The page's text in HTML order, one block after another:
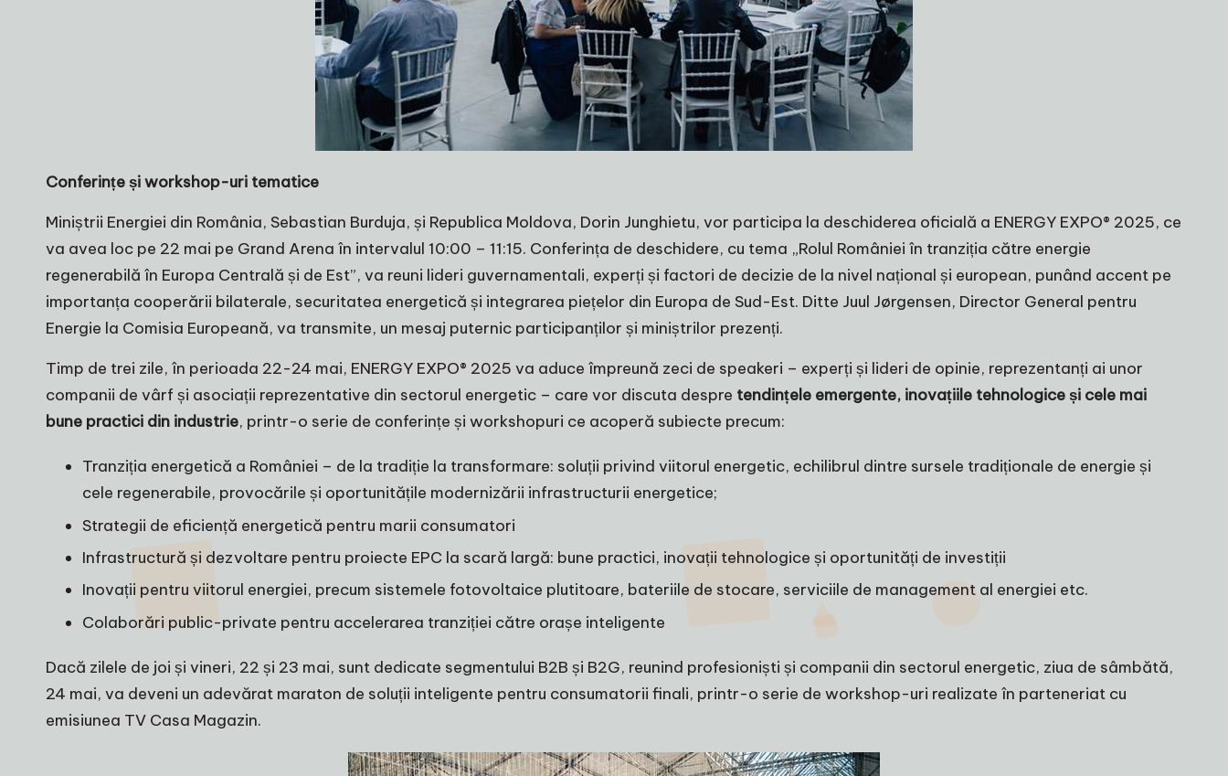
Conferințe și workshop-uri tematice
Miniștrii Energiei din România, Sebastian Burduja, și Republica Moldova, Dorin Junghietu, vor participa la deschiderea oficială a ENERGY EXPO® 2025, ce
va avea loc pe 22 mai pe Grand Arena în intervalul 10:00 – 11:15. Conferința de deschidere, cu tema „Rolul României în tranziția către energie
regenerabilă în Europa Centrală și de Est”, va reuni lideri guvernamentali, experți și factori de decizie de la nivel național și european, punând accent pe
importanța cooperării bilaterale, securitatea energetică și integrarea piețelor din Europa de Sud-Est. Ditte Juul Jørgensen, Director General pentru
Energie la Comisia Europeană, va transmite, un mesaj puternic participanților și miniștrilor prezenți.
Timp de trei zile, în perioada 22-24 mai, ENERGY EXPO® 2025 va aduce împreună zeci de speakeri – experți și lideri de opinie, reprezentanți ai unor
companii de vârf și asociații reprezentative din sectorul energetic – care vor discuta despre tendințele emergente, inovațiile tehnologice și cele mai
bune practici din industrie, printr-o serie de conferințe și workshopuri ce acoperă subiecte precum:
Tranziția energetică a României – de la tradiție la transformare: soluții privind viitorul energetic, echilibrul dintre sursele tradiționale de energie și
cele regenerabile, provocările și oportunitățile modernizării infrastructurii energetice;
Strategii de eficiență energetică pentru marii consumatori
Infrastructură și dezvoltare pentru proiecte EPC la scară largă: bune practici, inovații tehnologice și oportunități de investiții
Inovații pentru viitorul energiei, precum sistemele fotovoltaice plutitoare, bateriile de stocare, serviciile de management al energiei etc.
Colaborări public-private pentru accelerarea tranziției către orașe inteligente
Dacă zilele de joi și vineri, 22 și 23 mai, sunt dedicate segmentului B2B și B2G, reunind profesioniști și companii din sectorul energetic, ziua de sâmbătă,
24 mai, va deveni un adevărat maraton de soluții inteligente pentru consumatorii finali, printr-o serie de workshop-uri realizate în parteneriat cu
emisiunea TV Casa Magazin.